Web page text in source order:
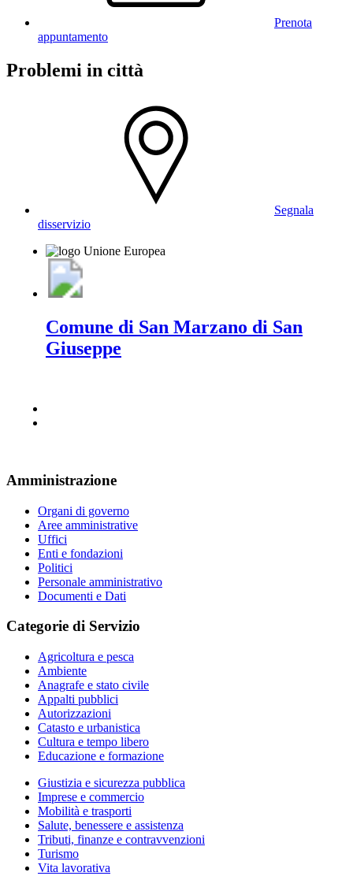
Prenota
appuntamento
Problemi in città
Segnala
disservizio
Comune di San Marzano di San
Giuseppe
Amministrazione
Organi di governo
Aree amministrative
Uffici
Enti e fondazioni
Politici
Personale amministrativo
Documenti e Dati
Categorie di Servizio
Agricoltura e pesca
Ambiente
Anagrafe e stato civile
Appalti pubblici
Autorizzazioni
Catasto e urbanistica
Cultura e tempo libero
Educazione e formazione
Giustizia e sicurezza pubblica
Imprese e commercio
Mobilità e trasporti
Salute, benessere e assistenza
Tributi, finanze e contravvenzioni
Turismo
Vita lavorativa